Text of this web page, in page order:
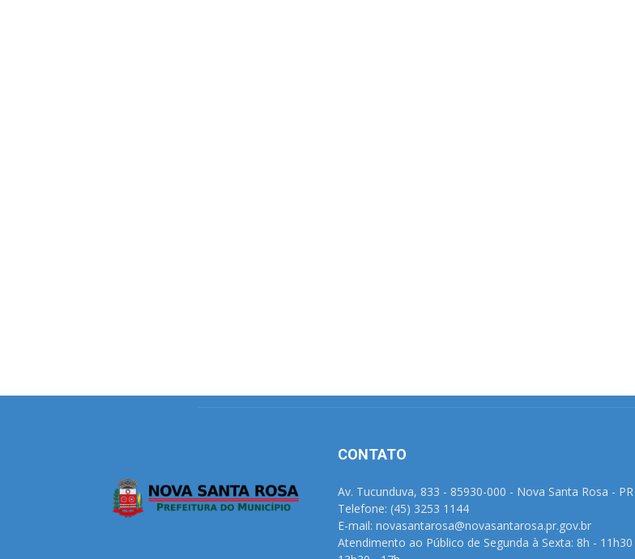
CONTATO
Av. Tucunduva, 833 - 85930-000 - Nova Santa Rosa - PR
Telefone: (45) 3253 1144
E-mail: novasantarosa@novasantarosa.pr.gov.br
Atendimento ao Público de Segunda à Sexta: 8h - 11h30